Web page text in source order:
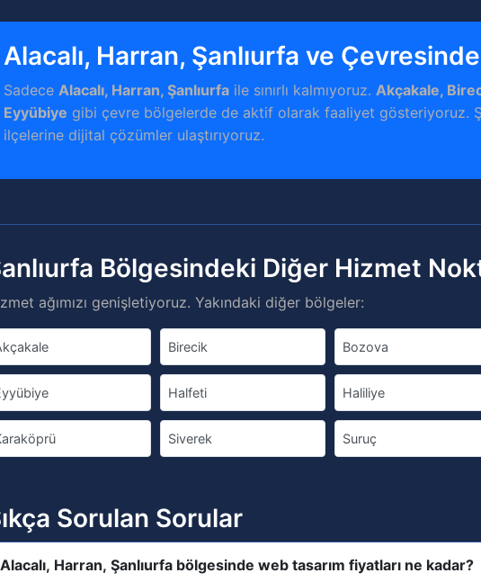
Alacalı, Harran, Şanlıurfa ve
SadeceAlacalı, Harran, Şanlıurfa ile sınırlı kalmıyoruz.Akçakale,
Eyyübiye gibi çevre bölgelerde de aktif olarak faaliyet gösteriyoruz.
ilçelerine dijital çözümler ulaştırıyoruz.
Bölgesindeki Diğer Hizmet
ağımızı genişletiyoruz. Yakındaki diğer bölgeler:
Birecik Bozova
Halfeti Haliliye
Siverek Suruç
Sorulan Sorular
Alacalı, Harran, Şanlıurfa bölgesinde web tasarım fiyatları ne kadar?